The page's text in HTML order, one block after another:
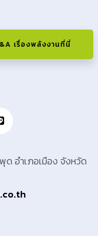
เรื่องพลังงานที่นี่
อำเภอเมือง จังหวัด